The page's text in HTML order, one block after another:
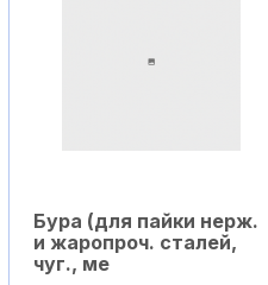
Бура (для пайки нерж.
и жаропроч. сталей,
чуг., ме